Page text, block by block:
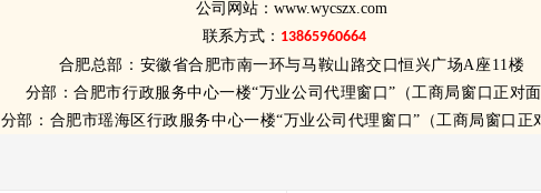
公司网站：www.wycszx.com
联系方式： 13865960664
合肥总部：安徽省合肥市南一环与马鞍山路交口恒兴广场A座11楼
分部：合肥市行政服务中心一楼“万业公司代理窗口”（工商局窗口正对面
分部：合肥市瑶海区行政服务中心一楼“万业公司代理窗口” （工商局窗口正